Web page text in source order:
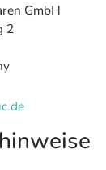
GmbH
2